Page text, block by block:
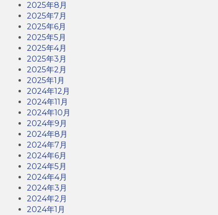
2025年8月
2025年7月
2025年6月
2025年5月
2025年4月
2025年3月
2025年2月
2025年1月
2024年12月
2024年11月
2024年10月
2024年9月
2024年8月
2024年7月
2024年6月
2024年5月
2024年4月
2024年3月
2024年2月
2024年1月